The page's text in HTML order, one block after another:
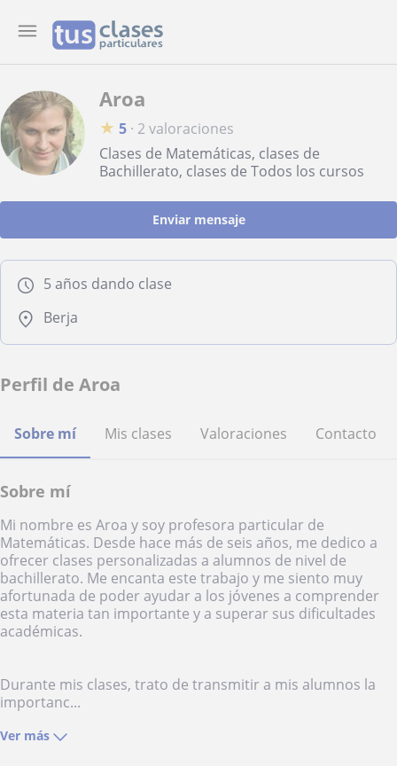
Aroa
★ 5 · 2 valoraciones
Clases de Matemáticas, clases de
Bachillerato, clases de Todos los cursos
Enviar mensaje
5 años dando clase
Berja
Perfil de Aroa
Sobre mí Mis clases Valoraciones Contacto
Sobre mí
Mi nombre es Aroa y soy profesora particular de
Matemáticas. Desde hace más de seis años, me dedico a
ofrecer clases personalizadas a alumnos de nivel de
bachillerato. Me encanta este trabajo y me siento muy
afortunada de poder ayudar a los jóvenes a comprender
esta materia tan importante y a superar sus dificultades
académicas.
Durante mis clases, trato de transmitir a mis alumnos la
importanc...
Ver más